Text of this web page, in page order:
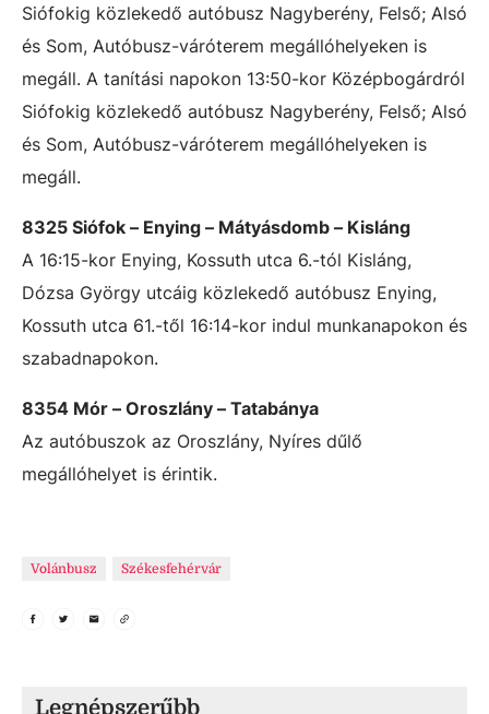
Siófokig közlekedő autóbusz Nagyberény, Felső; Alsó
és Som, Autóbusz-váróterem megállóhelyeken is
megáll. A tanítási napokon 13:50-kor Középbogárdról
Siófokig közlekedő autóbusz Nagyberény, Felső; Alsó
és Som, Autóbusz-váróterem megállóhelyeken is
megáll.
8325 Siófok – Enying – Mátyásdomb – Kisláng
A 16:15-kor Enying, Kossuth utca 6.-tól Kisláng,
Dózsa György utcáig közlekedő autóbusz Enying,
Kossuth utca 61.-től 16:14-kor indul munkanapokon és
szabadnapokon.
8354 Mór – Oroszlány – Tatabánya
Az autóbuszok az Oroszlány, Nyíres dűlő
megállóhelyet is érintik.
Volánbusz Székesfehérvár
Legnépszerűbb